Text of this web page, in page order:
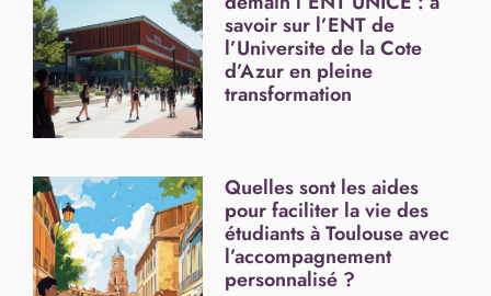
savoir sur l’ENT de
l’Universite de la Cote
d’Azur en pleine
transformation
Quelles sont les aides
pour faciliter la vie des
étudiants à Toulouse avec
l’accompagnement
personnalisé ?